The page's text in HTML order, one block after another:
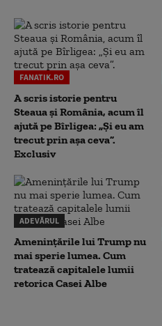
FANATIK.RO
A scris istorie pentru
Steaua și România, acum îl
ajută pe Bîrligea: „Și eu am
trecut prin așa ceva”.
Exclusiv
ADEVĂRUL
Amenințările lui Trump nu
mai sperie lumea. Cum
tratează capitalele lumii
retorica Casei Albe